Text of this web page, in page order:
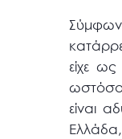
είχε
είναι